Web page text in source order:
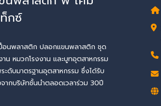
กซ์
อนพลาสติก ปลอกแขนพลาสติก ชุด
น หมวกโรงงาน และบูทอุตสาหกรรม
ะดับมาตรฐานอุตสาหกรรม ซึ่งได้รับ
จากบริษัทชั้นนำตลอดเวลาร่วม 30ปี